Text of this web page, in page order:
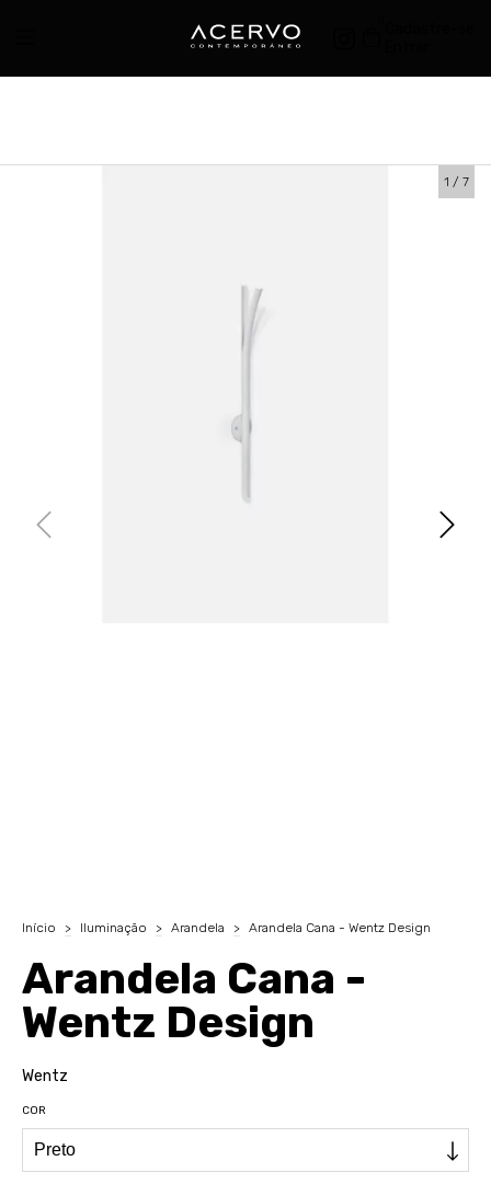
1 / 7
Início > Iluminação > Arandela > Arandela Cana - Wentz Design
Arandela Cana -
Wentz Design
Wentz
COR